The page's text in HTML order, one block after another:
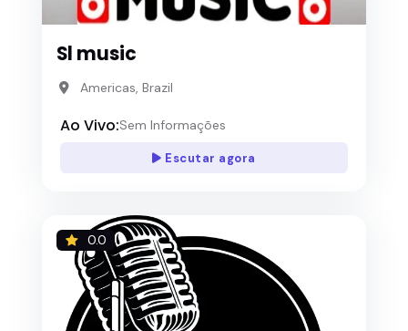
Sl music
Americas, Brazil
Ao Vivo:Sem Informações
Escutar agora
0.0